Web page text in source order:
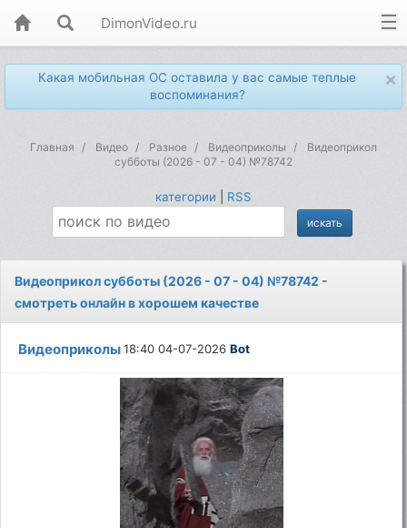
DimonVideo.ru
×
Какая мобильная ОС оставила у вас самые теплые
воспоминания?
Главная Видео Разное Видеоприколы
Видеоприкол
субботы (2026 - 07 - 04) №78742
категории RSS
Видеоприкол субботы (2026 - 07 - 04) №78742 -
смотреть онлайн в хорошем качестве
Видеоприколы18:40 04-07-2026Bot